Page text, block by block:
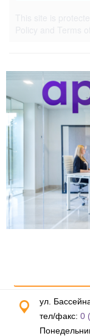
ул.
тел/факс: 0